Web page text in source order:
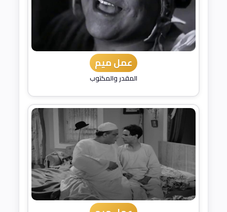
عمل ميم
المقدر والمكتوب